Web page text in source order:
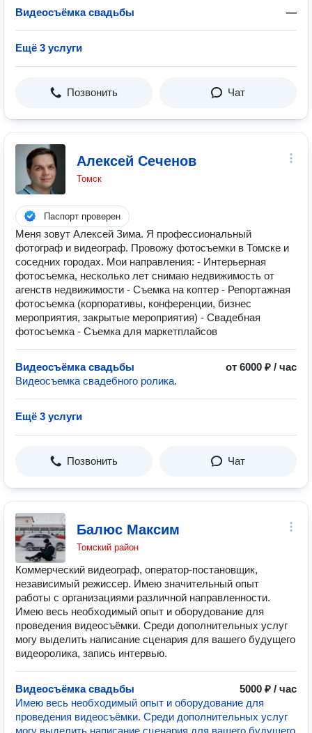
Видеосъёмка свадьбы —
Ещё 3 услуги
Позвонить Чат
Алексей Сеченов
Томск
Паспорт проверен
Меня зовут Алексей Зима. Я профессиональный
фотограф и видеограф. Провожу фотосъемки в Томске и
соседних городах. Мои направления: - Интерьерная
фотосъемка, несколько лет снимаю недвижимость от
агенств недвижимости - Съемка на коптер - Репортажная
фотосъемка (корпоративы, конференции, бизнес
мероприятия, закрытые мероприятия) - Свадебная
фотосъемка - Съемка для маркетплайсов
Видеосъёмка свадьбы
от 6000 ₽ / час
Видеосъемка свадебного ролика.
Ещё 3 услуги
Позвонить Чат
Балюс Максим
Томский район
Коммерческий видеограф, оператор-постановщик,
независимый режиссер. Имею значительный опыт
работы с организациями различной направленности.
Имею весь необходимый опыт и оборудование для
проведения видеосъёмки. Среди дополнительных услуг
могу выделить написание сценария для вашего будущего
видеоролика, запись интервью.
Видеосъёмка свадьбы
5000 ₽ / час
Имею весь необходимый опыт и оборудование для
проведения видеосъёмки. Среди дополнительных услуг
могу выделить написание сценария для вашего будущего